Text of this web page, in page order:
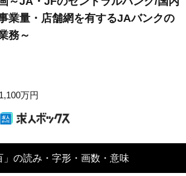
業量・店舗網を有するJAバンクの
務～
万円
」の読み・字形・画数・意味